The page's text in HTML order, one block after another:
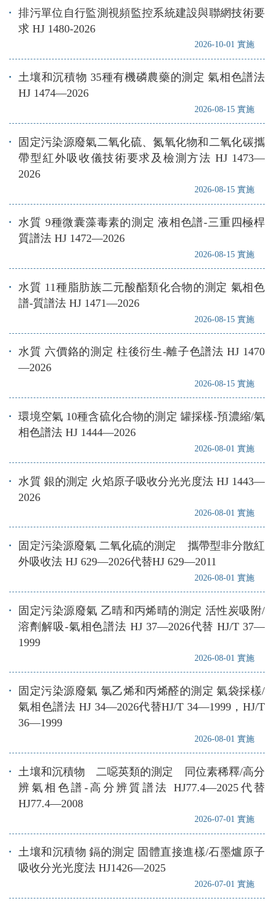
排污單位自行監測視頻監控系統建設與聯網技術要
求 HJ 1480-2026
2026-10-01 實施
土壤和沉積物 35種有機磷農藥的測定 氣相色譜法
HJ 1474—2026
2026-08-15 實施
固定污染源廢氣二氧化硫、氮氧化物和二氧化碳攜
帶型紅外吸收儀技術要求及檢測方法 HJ 1473—
2026
2026-08-15 實施
水質 9種微囊藻毒素的測定 液相色譜-三重四極桿
質譜法 HJ 1472—2026
2026-08-15 實施
水質 11種脂肪族二元酸酯類化合物的測定 氣相色
譜-質譜法 HJ 1471—2026
2026-08-15 實施
水質 六價鉻的測定 柱後衍生-離子色譜法 HJ 1470
—2026
2026-08-15 實施
環境空氣 10種含硫化合物的測定 罐採樣-預濃縮/氣
相色譜法 HJ 1444—2026
2026-08-01 實施
水質 銀的測定 火焰原子吸收分光光度法 HJ 1443—
2026
2026-08-01 實施
固定污染源廢氣 二氧化硫的測定 攜帶型非分散紅
外吸收法 HJ 629—2026代替HJ 629—2011
2026-08-01 實施
固定污染源廢氣 乙晴和丙烯晴的測定 活性炭吸附/
溶劑解吸-氣相色譜法 HJ 37—2026代替 HJ/T 37—
1999
2026-08-01 實施
固定污染源廢氣 氯乙烯和丙烯醛的測定 氣袋採樣/
氣相色譜法 HJ 34—2026代替HJ/T 34—1999，HJ/T
36—1999
2026-08-01 實施
土壤和沉積物 二噁英類的測定 同位素稀釋/高分
辨氣相色譜-高分辨質譜法 HJ77.4—2025代替
HJ77.4—2008
2026-07-01 實施
土壤和沉積物 鎘的測定 固體直接進樣/石墨爐原子
吸收分光光度法 HJ1426—2025
2026-07-01 實施